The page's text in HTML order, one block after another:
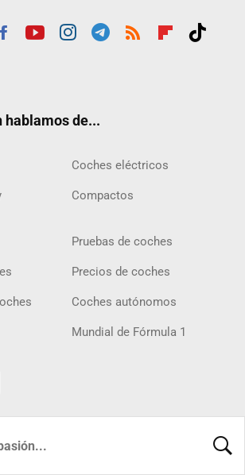
hablamos de...
Coches eléctricos
Compactos
Pruebas de coches
Precios de coches
Coches autónomos
Mundial de Fórmula 1